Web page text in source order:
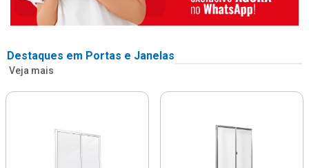
Destaques em Portas e Janelas
Veja mais